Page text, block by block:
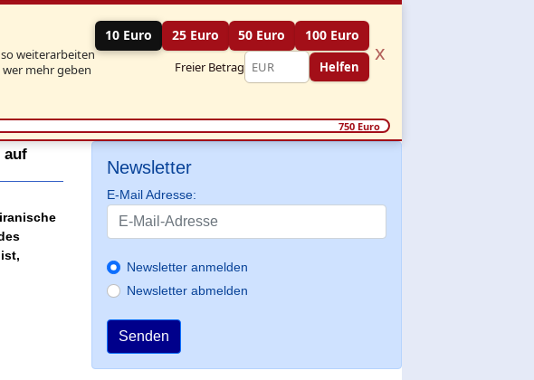
weiterarbeiten
wer mehr geben
10 Euro 25 Euro 50 Euro 100 Euro
Freier Betrag Helfen
x
750 Euro
auf
Newsletter
E-Mail Adresse:
Newsletter anmelden
Newsletter abmelden
Senden